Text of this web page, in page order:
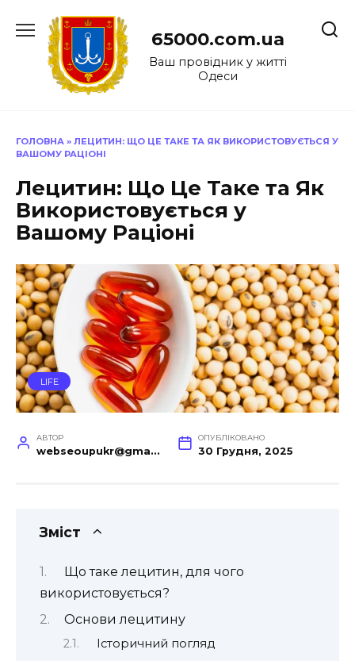
до
65000.com.ua
Ваш провідник у житті
Одеси
ГОЛОВНА » ЛЕЦИТИН: ЩО ЦЕ ТАКЕ ТА ЯК ВИКОРИСТОВУЄТЬСЯ У
ВАШОМУ РАЦІОНІ
Лецитин: Що Це Таке та Як
Використовується у
Вашому Раціоні
LIFE
АВТОР
webseoupukr@gmail.com
ОПУБЛІКОВАНО
30 Грудня, 2025
Зміст
Що таке лецитин, для чого
використовується?
Основи лецитину
Історичний погляд